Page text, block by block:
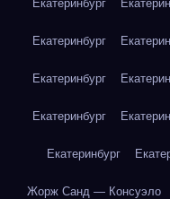
Екатеринбург
Екатеринбург
Екатеринбург
Екатеринбург
Екатеринбург
Жорж Санд — Консуэло